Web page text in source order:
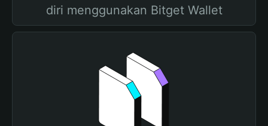
diri menggunakan Bitget Wallet